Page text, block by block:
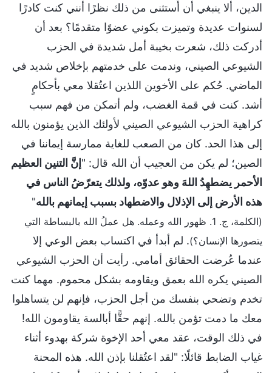
الدين، ألا ينبغي أن أُستثنى من ذلك نظرًا أنني كنت كادرًا
لسنوات عديدة وتميزت بكوني عضوًا متقدمًا؟ بعد أن
أدركت ذلك، شعرت بخيبة أمل شديدة في الحزب
الشيوعي الصيني، وندمت على خدمتهم بإخلاص شديد في
الماضي. حُكم على الأخوين اللذين اعتُقلا معي بأحكامٍ
أشد. كنت في قمة الغضب، ولم أتمكن من فهم سبب
كراهية الحزب الشيوعي الصيني لأولئك الذين يؤمنون بالله
إلى هذا الحد. كان من الصعب للغاية ممارسة إيماننا في
الصين؛ لم يكن من العجيب أن الله قال: "إنَّ التنين العظيم
الأحمر يضطهِدُ اللهَ وهو عدوّه، ولذلك يتعرّضُ الناس في
هذه الأرض إلى الإذلال والاضطهاد بسبب إيمانهم بالله"
(الكلمة، ج. 1. ظهور الله وعمله. هل عملُ الله بالبساطة التي
يتصورها الإنسان؟). لم أبدأ في اكتساب بعض الوعي إلا
عندما عُرضت الحقائق أمامي. رأيت أن الحزب الشيوعي
الصيني يكره الله بعمق ويقاومه بشكل محموم. مهما كنت
تخدم وتضحي بنفسك من أجل الحزب، فإنهم لن يتساهلوا
معك ما دمت تؤمن بالله. إنهم حقًّا أبالسة يقاومون الله!
في ذلك الوقت، عقد معي أحد الإخوة شركة بهدوء أثناء
غياب الضابط قائلًا: "لقد اعتُقلنا بإذن الله. هذه المحنة